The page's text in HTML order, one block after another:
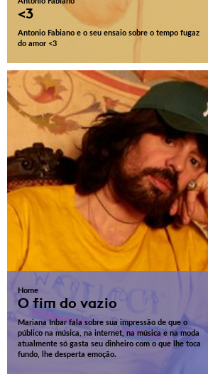
<3
Antonio Fabiano e o seu ensaio sobre o tempo fugaz
do amor <3
Home
O fim do vazio
Mariana Inbar fala sobre sua impressão de que o
público na música, na internet, na música e na moda
atualmente só gasta seu dinheiro com o que lhe toca
fundo, lhe desperta emoção.